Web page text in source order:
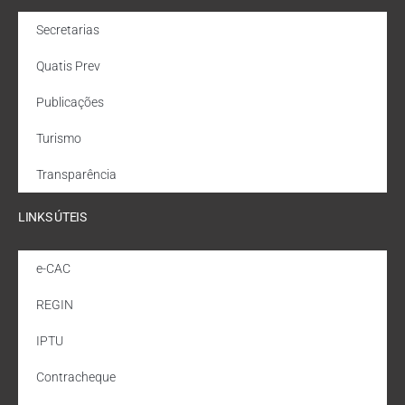
Secretarias
Quatis Prev
Publicações
Turismo
Transparência
LINKS ÚTEIS
e-CAC
REGIN
IPTU
Contracheque